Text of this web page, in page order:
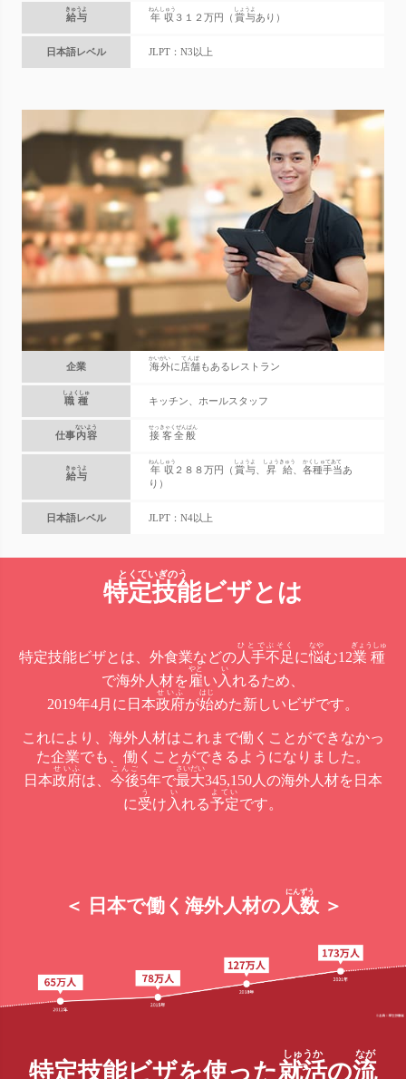
給与
きゅうよ
年収
ねんしゅう
３１２万円（ 賞与
しょうよ
あり）
日本語レベル JLPT：N3以上
企業 海外
かいがい
に 店舗
てんぽ
もあるレストラン
職種
しょくしゅ
キッチン、ホールスタッフ
仕事内容
ないよう
接客全般
せっきゃくぜんぱん
給与
きゅうよ 年収
ねんしゅう
２８８万円（ 賞与
しょうよ
昇給
しょうきゅう
各種手当
かくしゅてあて
あ
り）
日本語レベル JLPT：N4以上
特定技能ビザとは
特定技能ビザとは、外食業などの 人手不足
ひとでぶそく
に悩
なや
む12業種
ぎょうしゅ
で海外人材を 雇
やと
い 入
い
れるため、
2019年4月に日本政府
せいふ
が始
はじ
めた新しいビザです。
これにより、海外人材はこれまで働くことができなかっ
た企業でも、働くことができるようになりました。
日本政府
せいふ
は、 今後
こんご
5年で最大
さいだい
345,150人の海外人材を日本
に受
う
け 入
い
れる予定
よてい
です。
＜ 日本で働く海外人材の 人数＞
特定技能ビザを使った就活の流